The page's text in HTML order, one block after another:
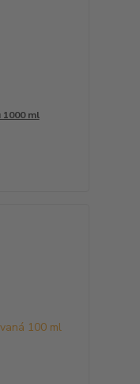
1000 ml